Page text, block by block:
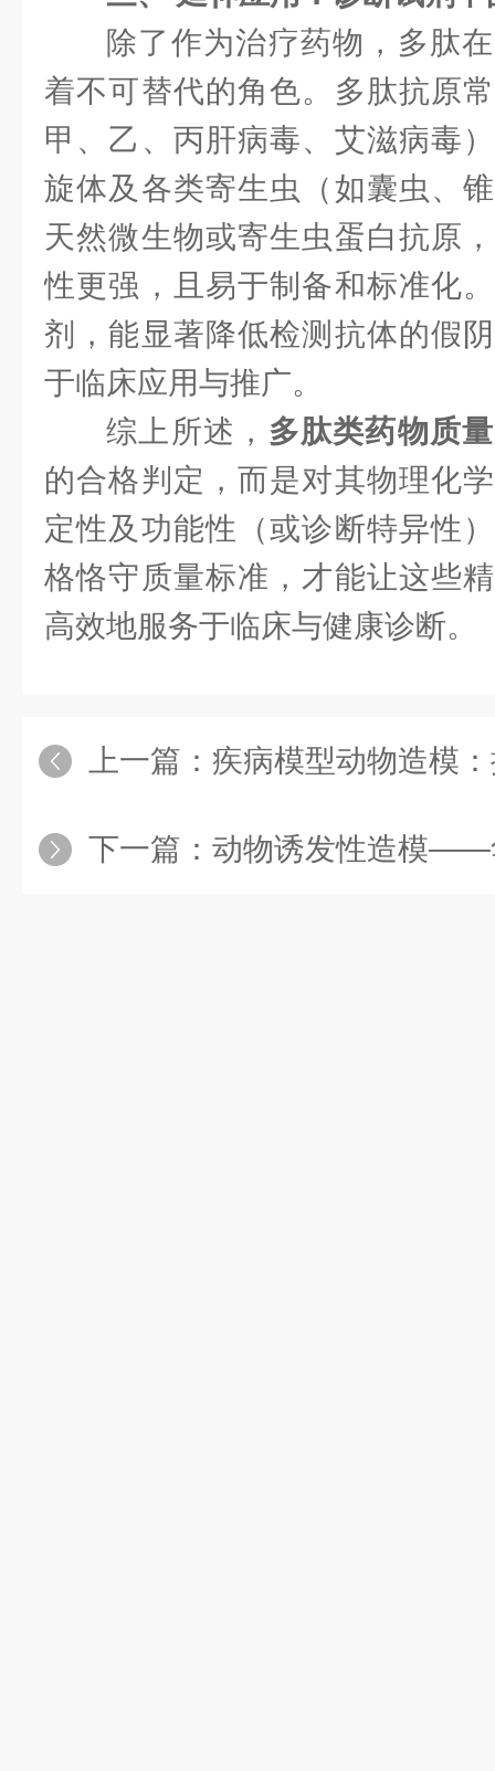
除了作为治疗药物，多肽
着不可替代的角色。多肽抗原
甲、乙、丙肝病毒、艾滋病毒
旋体及各类寄生虫（如囊虫、
天然微生物或寄生虫蛋白抗原
性更强，且易于制备和标准化
剂，能显著降低检测抗体的假
于临床应用与推广。
综上所述， 多肽类药物质
的合格判定，而是对其物理化
定性及功能性（或诊断特异性
格恪守质量标准，才能让这些
高效地服务于临床与健康诊断。
上一篇： 疾病模型动物造模：揭
下一篇： 动物诱发性造模——华微检测：涵盖